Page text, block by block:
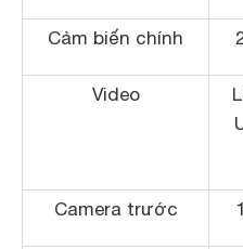
Cảm biến chính
Video
Camera trước